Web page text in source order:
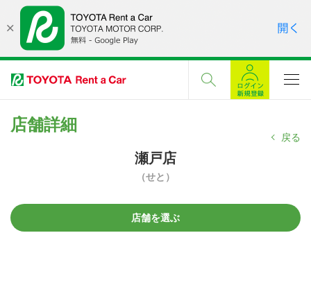
店舗詳細
戻る
瀬戸店
（せと）
店舗を選ぶ